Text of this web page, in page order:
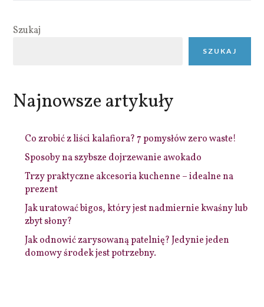
Szukaj
SZUKAJ
Najnowsze artykuły
Co zrobić z liści kalafiora? 7 pomysłów zero waste!
Sposoby na szybsze dojrzewanie awokado
Trzy praktyczne akcesoria kuchenne – idealne na
prezent
Jak uratować bigos, który jest nadmiernie kwaśny lub
zbyt słony?
Jak odnowić zarysowaną patelnię? Jedynie jeden
domowy środek jest potrzebny.